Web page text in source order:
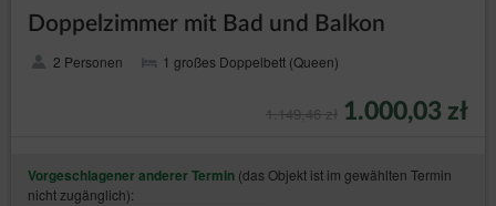
Doppelzimmer mit Bad und Balkon
2 Personen 1 großes Doppelbett (Queen)
1.149,46 zł 1.000,03 zł
Vorgeschlagener anderer Termin (das Objekt ist im gewählten Termin
nicht zugänglich):